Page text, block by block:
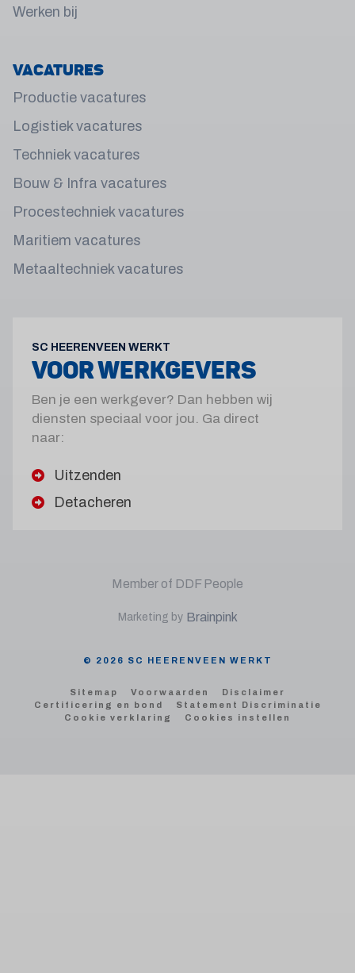
Werken bij
Vacatures
Productie vacatures
Logistiek vacatures
Techniek vacatures
Bouw & Infra vacatures
Procestechniek vacatures
Maritiem vacatures
Metaaltechniek vacatures
SC HEERENVEEN WERKT
VOOR WERKGEVERS
Ben je een werkgever? Dan hebben wij
diensten speciaal voor jou. Ga direct
naar:
Uitzenden
Detacheren
Member of DDF People
Marketing by Brainpink
© 2026 SC HEERENVEEN WERKT
Sitemap Voorwaarden
Disclaimer
Certificering en bond
Statement Discriminatie
Cookie verklaring
Cookies instellen